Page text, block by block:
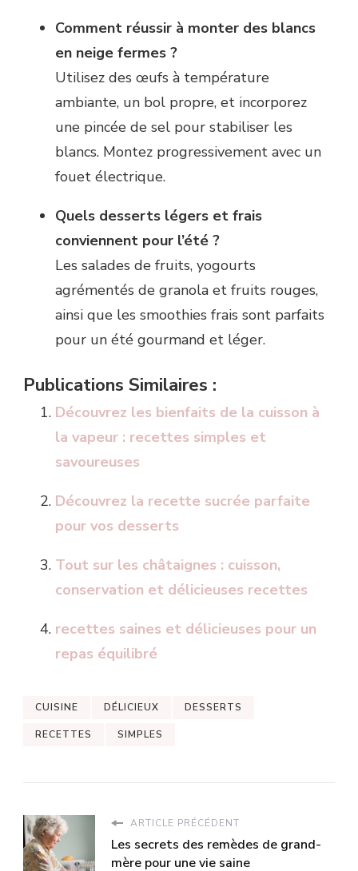
Comment réussir à monter des blancs
en neige fermes ?
Utilisez des œufs à température
ambiante, un bol propre, et incorporez
une pincée de sel pour stabiliser les
blancs. Montez progressivement avec un
fouet électrique.
Quels desserts légers et frais
conviennent pour l’été ?
Les salades de fruits, yogourts
agrémentés de granola et fruits rouges,
ainsi que les smoothies frais sont parfaits
pour un été gourmand et léger.
Publications Similaires :
Découvrez les bienfaits de la cuisson à
la vapeur : recettes simples et
savoureuses
Découvrez la recette sucrée parfaite
pour vos desserts
Tout sur les châtaignes : cuisson,
conservation et délicieuses recettes
recettes saines et délicieuses pour un
repas équilibré
CUISINE DÉLICIEUX DESSERTS
RECETTES SIMPLES
ARTICLE PRÉCÉDENT
Les secrets des remèdes de grand-
mère pour une vie saine